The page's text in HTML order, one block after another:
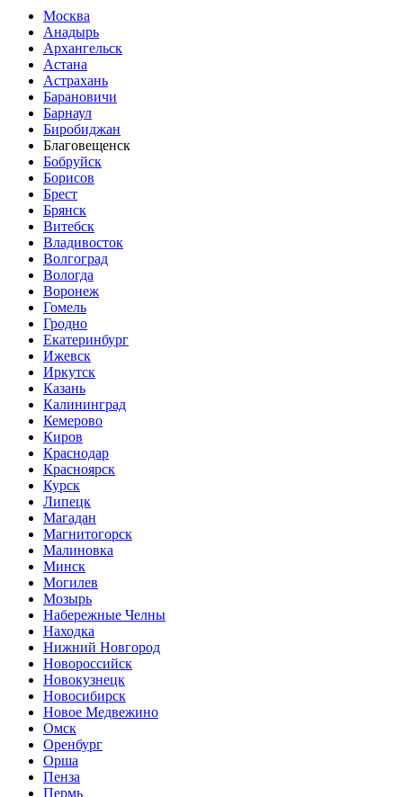
Москва
Анадырь
Архангельск
Астана
Астрахань
Барановичи
Барнаул
Биробиджан
Благовещенск
Бобруйск
Борисов
Брест
Брянск
Витебск
Владивосток
Волгоград
Вологда
Воронеж
Гомель
Гродно
Екатеринбург
Ижевск
Иркутск
Казань
Калининград
Кемерово
Киров
Краснодар
Красноярск
Курск
Липецк
Магадан
Магнитогорск
Малиновка
Минск
Могилев
Мозырь
Набережные Челны
Находка
Нижний Новгород
Новороссийск
Новокузнецк
Новосибирск
Новое Медвежино
Омск
Оренбург
Орша
Пенза
Пермь